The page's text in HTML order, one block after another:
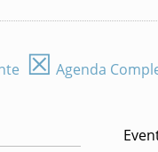
☒ Agenda